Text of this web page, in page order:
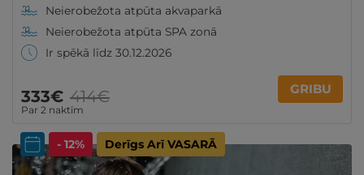
Neierobežota atpūta akvaparkā
Neierobežota atpūta SPA zonā
Ir spēkā līdz 30.12.2026
333€
Par 2 naktīm
414€ GRIBU
- 12% Derīgs Arī VASARĀ